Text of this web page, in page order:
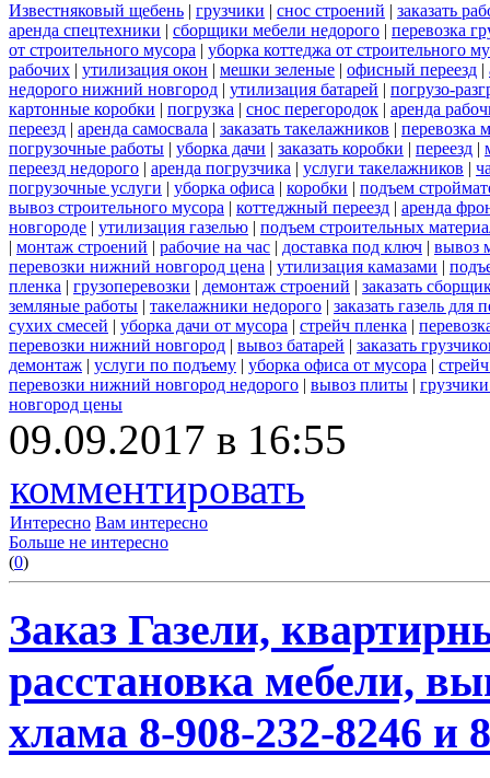
Известняковый щебень | грузчики | снос строений | заказать
аренда спецтехники | сборщики мебели недорого | перевозка
от строительного мусора | уборка коттеджа от строительного
рабочих | утилизация окон | мешки зеленые | офисный переезд |
недорого нижний новгород | утилизация батарей | погрузо-
картонные коробки | погрузка | снос перегородок | аренда
переезд | аренда самосвала | заказать такелажников | перевозка
погрузочные работы | уборка дачи | заказать коробки | переезд |
переезд недорого | аренда погрузчика | услуги такелажников |
погрузочные услуги | уборка офиса | коробки | подъем
вывоз строительного мусора | коттеджный переезд | аренда
новгороде | утилизация газелью | подъем строительных
| монтаж строений | рабочие на час | доставка под ключ | вывоз
перевозки нижний новгород цена | утилизация камазами |
пленка | грузоперевозки | демонтаж строений | заказать
земляные работы | такелажники недорого | заказать газель
сухих смесей | уборка дачи от мусора | стрейч пленка |
перевозки нижний новгород | вывоз батарей | заказать
демонтаж | услуги по подъему | уборка офиса от мусора |
перевозки нижний новгород недорого | вывоз плиты |
новгород цены
09.09.2017 в 16:55
комментировать
Интересно Вам интересно
Больше не интересно
(0)
Заказ Газели,
расстановка мебели,
хлама 8-908-232-8246 и